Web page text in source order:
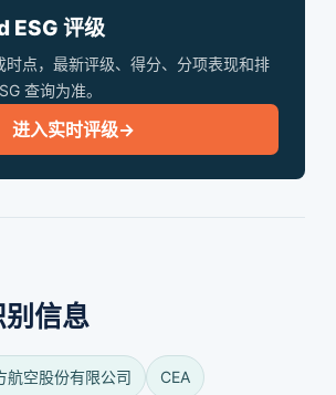
ESG 评级
时点，最新评级、得分、分项表现和排
查询为准。
进入实时评级→
信息
航空股份有限公司 CEA